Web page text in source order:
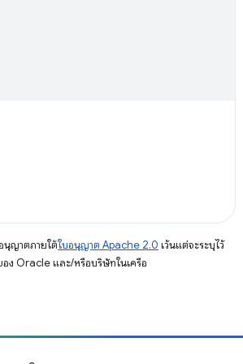
นุญาตภายใต้ใบอนุญาต Apache 2.0 เว้นแต่จะระบุไว้
ง Oracle และ/หรือบริษัทในเครือ